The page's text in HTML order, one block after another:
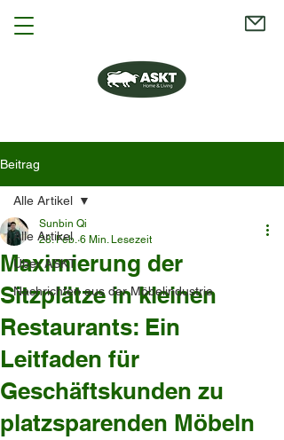
Beitrag
Alle Artikel
Über ASKT
Nachrichten aus der Möbelindustrie
Alle Artikel
Maximierung der
Sitzplätze in kleinen
Restaurants: Ein
Leitfaden für
Geschäftskunden zu
platzsparenden Möbeln
Sunbin Qi
28. Feb. 6 Min. Lesezeit